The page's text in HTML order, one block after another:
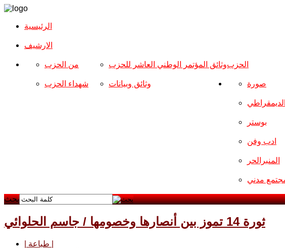
الرئيسية
الارشیف
الحزب من الحزب
شهداء الحزب
وثائق المؤتمر الوطني العاشر للحزب
وثائق وبيانات صورة
بوستر
ادب وفن
المنبرالحر
مدني
بحث
ثورة 14 تموز بين أنصارها وخصومها / جاسم الحلوائي